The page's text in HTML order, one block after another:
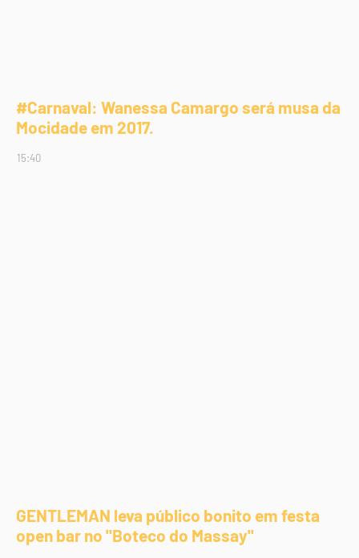
#Carnaval: Wanessa Camargo será musa da
Mocidade em 2017.
15:40
GENTLEMAN leva público bonito em festa
open bar no "Boteco do Massay"